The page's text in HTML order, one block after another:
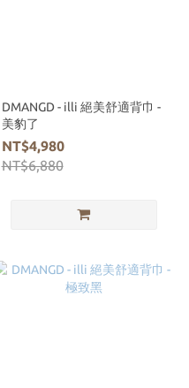
DMANGD - illi 絕美舒適背巾 -
美豹了
NT$4,980
NT$6,880